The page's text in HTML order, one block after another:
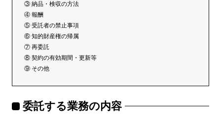
③ 納品・検収の方法
④ 報酬
⑤ 受託者の禁止事項
⑥ 知的財産権の帰属
⑦ 再委託
⑧ 契約の有効期間・更新等
⑨ その他
委託する業務の内容